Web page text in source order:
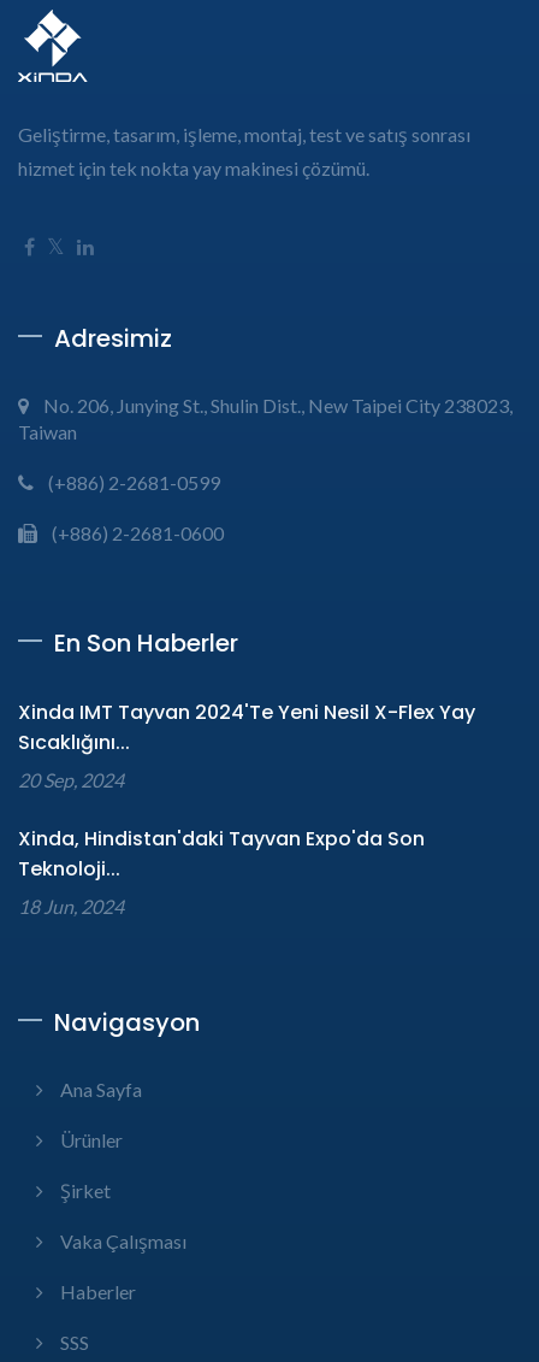
Geliştirme, tasarım, işleme, montaj, test ve satış sonrası
hizmet için tek nokta yay makinesi çözümü.
Adresimiz
No. 206, Junying St., Shulin Dist., New Taipei City 238023,
Taiwan
(+886) 2-2681-0599
(+886) 2-2681-0600
En Son Haberler
Xinda IMT Tayvan 2024'te Yeni Nesil X-Flex Yay
Sıcaklığını...
20 Sep, 2024
Xinda, Hindistan'daki Tayvan Expo'da Son
Teknoloji...
18 Jun, 2024
Navigasyon
Ana Sayfa
Ürünler
Şirket
Vaka Çalışması
Haberler
SSS